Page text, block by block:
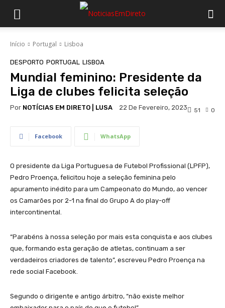
Início Portugal Lisboa
DESPORTO PORTUGAL LISBOA
Mundial feminino: Presidente da
Liga de clubes felicita seleção
Por NOTÍCIAS EM DIRETO | LUSA 22 De Fevereiro, 2023 0
51
Facebook WhatsApp
O presidente da Liga Portuguesa de Futebol Profissional (LPFP),
Pedro Proença, felicitou hoje a seleção feminina pelo
apuramento inédito para um Campeonato do Mundo, ao vencer
os Camarões por 2-1 na final do Grupo A do play-off
intercontinental.
“Parabéns à nossa seleção por mais esta conquista e aos clubes
que, formando esta geração de atletas, continuam a ser
verdadeiros criadores de talento”, escreveu Pedro Proença na
rede social Facebook.
Segundo o dirigente e antigo árbitro, “não existe melhor